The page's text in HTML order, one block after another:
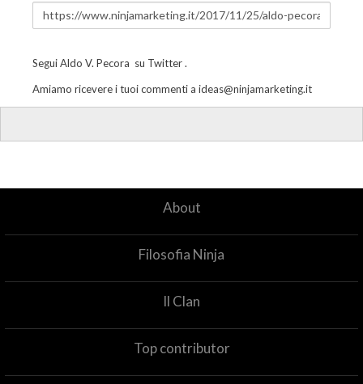
SeguiAldo V. Pecora su Twitter.
Amiamo ricevere i tuoi commenti a ideas@ninjamarketing.it
About
Filosofia Ninja
Il Clan
Top contributor